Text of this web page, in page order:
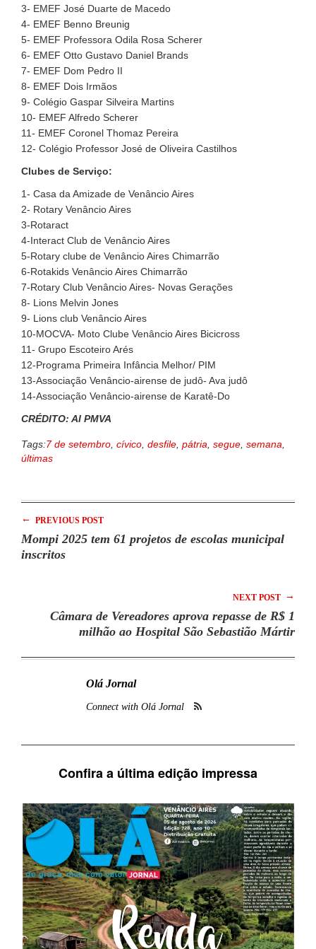
3- EMEF José Duarte de Macedo
4- EMEF Benno Breunig
5- EMEF Professora Odila Rosa Scherer
6- EMEF Otto Gustavo Daniel Brands
7- EMEF Dom Pedro II
8- EMEF Dois Irmãos
9- Colégio Gaspar Silveira Martins
10- EMEF Alfredo Scherer
11- EMEF Coronel Thomaz Pereira
12- Colégio Professor José de Oliveira Castilhos
Clubes de Serviço:
1- Casa da Amizade de Venâncio Aires
2- Rotary Venâncio Aires
3-Rotaract
4-Interact Club de Venâncio Aires
5-Rotary clube de Venâncio Aires Chimarrão
6-Rotakids Venâncio Aires Chimarrão
7-Rotary Club Venâncio Aires- Novas Gerações
8- Lions Melvin Jones
9- Lions club Venâncio Aires
10-MOCVA- Moto Clube Venâncio Aires Bicicross
11- Grupo Escoteiro Arés
12-Programa Primeira Infância Melhor/ PIM
13-Associação Venâncio-airense de judô- Ava judô
14-Associação Venâncio-airense de Karatê-Do
CRÉDITO: AI PMVA
Tags:7 de setembro, cívico, desfile, pátria, segue, semana,
últimas
← PREVIOUS POST
Mompi 2025 tem 61 projetos de escolas municipal
inscritos
NEXT POST →
Câmara de Vereadores aprova repasse de R$ 1
milhão ao Hospital São Sebastião Mártir
Olá Jornal
Connect with Olá Jornal
Confira a última edição impressa